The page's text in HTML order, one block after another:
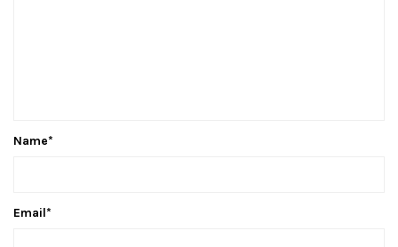
Name*
Email*